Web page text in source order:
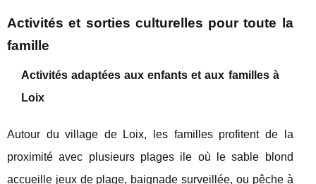
Activités et sorties culturelles pour toute la
famille
Activités adaptées aux enfants et aux familles à
Loix
Autour du village de Loix, les familles profitent de la
proximité avec plusieurs plages ile où le sable blond
accueille jeux de plage, baignade surveillée, ou pêche à